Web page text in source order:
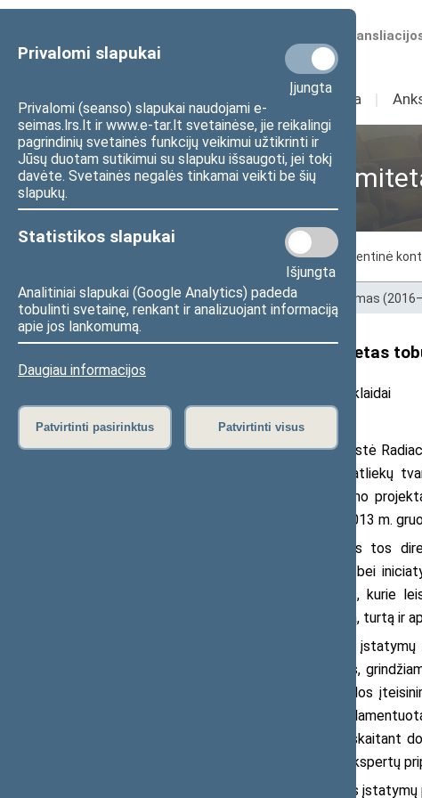
Privalomi slapukai
Įjungta
Privalomi (seanso) slapukai naudojami e-
seimas.lrs.lt ir www.e-tar.lt svetainėse, jie reikalingi
pagrindinių svetainės funkcijų veikimui užtikrinti ir
Jūsų duotam sutikimui su slapuku išsaugoti, jei tokį
davėte. Svetainės negalės tinkamai veikti be šių
slapukų.
Statistikos slapukai
Išjungta
Analitiniai slapukai (Google Analytics) padeda
tobulinti svetainę, renkant ir analizuojant informaciją
apie jos lankomumą.
Daugiau informacijos
Patvirtinti pasirinktus Patvirtinti visus
Numatomos
Sudėtis Veikla I
Sveikatos reikalų
Posėdžiai Parlamentinė
Pradžia>Ankstesnės kadencijos XII Seimas
Seimo Sveikatos reikalų komitetas
2018 m. birželio 7 d. pranešimas žiniasklaidai
Sveikatos reikalų komitetas svarstė
Nr. XIIIP-1835(ES) ir Radioaktyviųjų atliekų
skirsnio pavadinimo pakeitimo įstatymo
teisę siekiama perkelti ir įgyvendinti 2013 m.
Įstatymų projektais perkeliamos tos
teises, asmens ūkinės veiklos laisvę bei
radiacinės saugos teisinius pagrindus, kurie
veiksmingai apsaugoti žmonių sveikatą, turtą ir
Tikimasi, kad priėmus minėtus
valstybinį radiacinės saugos valdymas,
vertinimo, pranešimo apie veiklą, veiklos
vykdytojų ir darbuotojų pareigos,
fizinės saugos, atestavimo asmenų, įskaitant
dozių įvertinimą, ir radiacinės saugos ekspertų
Komitetas pritarė patobulintiems įstatymų